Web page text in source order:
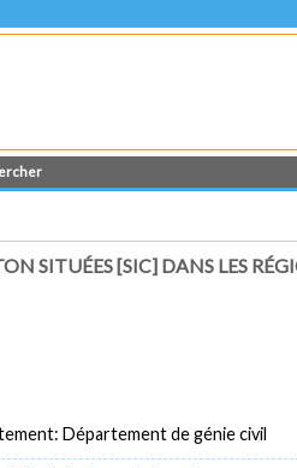
SITUÉES [SIC] DANS LES
Département de génie civil